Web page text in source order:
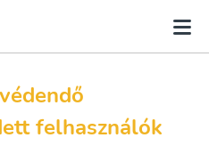
felhasználók